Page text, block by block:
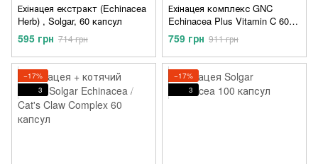
Ехінацея екстракт (Echinacea
Herb) , Solgar, 60 капсул
595 грн 714 грн
Ехінацея комплекс GNC
Echinacea Plus Vitamin C 60
капсул
759 грн 911 грн
−17%
3
−17%
3